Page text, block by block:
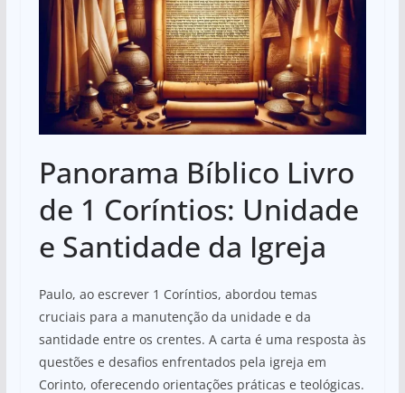
Panorama Bíblico Livro
de 1 Coríntios: Unidade
e Santidade da Igreja
Paulo, ao escrever 1 Coríntios, abordou temas
cruciais para a manutenção da unidade e da
santidade entre os crentes. A carta é uma resposta às
questões e desafios enfrentados pela igreja em
Corinto, oferecendo orientações práticas e teológicas.